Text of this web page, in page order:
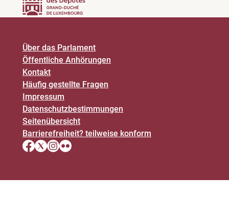
Über das Parlament
Öffentliche Anhörungen
Kontakt
Häufig gestellte Fragen
Impressum
Datenschutz­bestimmungen
Seitenübersicht
Barrierefreiheit? teilweise konform